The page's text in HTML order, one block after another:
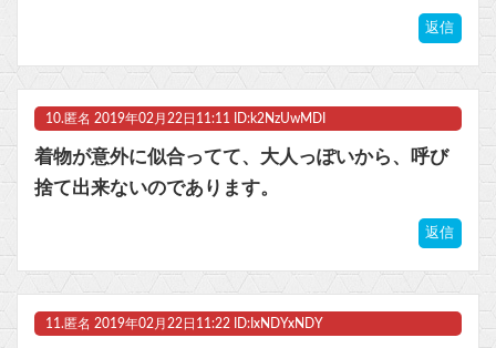
返信
10. 匿名 2019年02月22日11:11 ID:k2NzUwMDI
着物が意外に似合ってて、大人っぽいから、呼び
捨て出来ないのであります。
返信
11. 匿名 2019年02月22日11:22 ID:IxNDYxNDY